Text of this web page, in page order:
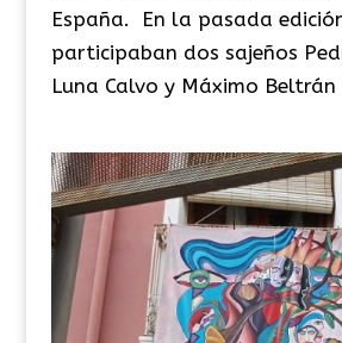
España. En la pasada
participaban dos sajeños
Luna Calvo y Máximo Beltrán